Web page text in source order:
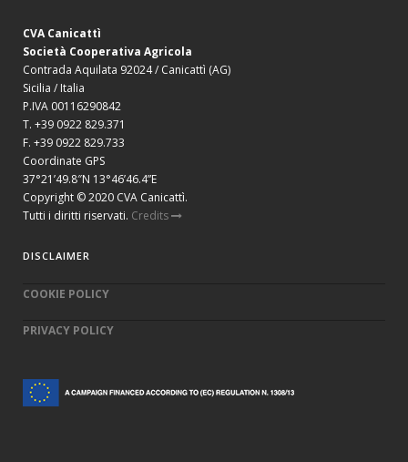
CVA Canicattì
Società Cooperativa Agricola
Contrada Aquilata 92024 / Canicattì (AG)
Sicilia / Italia
P.IVA 00116290842
T. +39 0922 829.371
F. +39 0922 829.733
Coordinate GPS
37°21’49.8″N 13°46’46.4”E
Copyright © 2020 CVA Canicattì.
Tutti i diritti riservati. Credits
DISCLAIMER
COOKIE POLICY
PRIVACY POLICY